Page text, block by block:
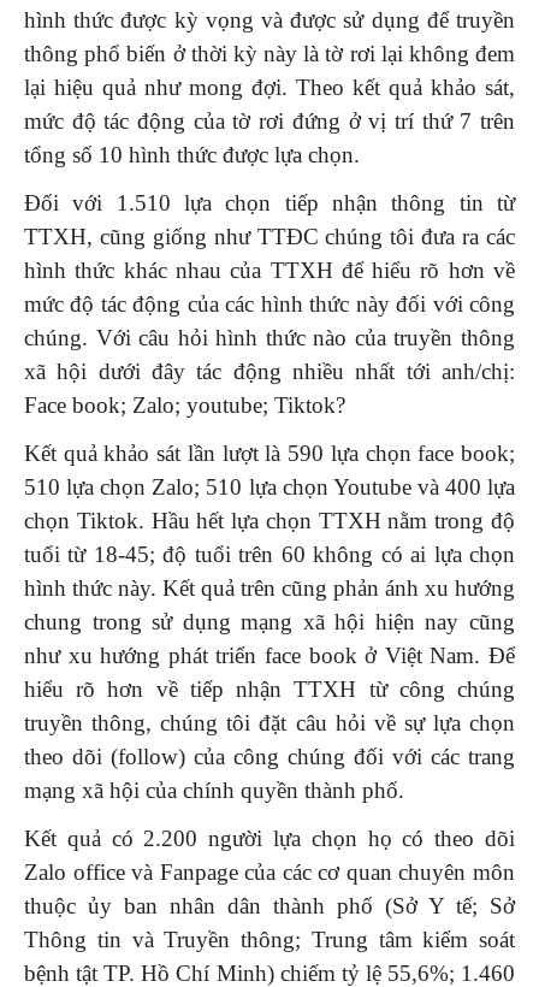
hình thức được kỳ vọng và được sử dụng để truyền
thông phổ biến ở thời kỳ này là tờ rơi lại không đem
lại hiệu quả như mong đợi. Theo kết quả khảo sát,
mức độ tác động của tờ rơi đứng ở vị trí thứ 7 trên
tổng số 10 hình thức được lựa chọn.
Đối với 1.510 lựa chọn tiếp nhận thông tin từ
TTXH, cũng giống như TTĐC chúng tôi đưa ra các
hình thức khác nhau của TTXH để hiểu rõ hơn về
mức độ tác động của các hình thức này đối với công
chúng. Với câu hỏi hình thức nào của truyền thông
xã hội dưới đây tác động nhiều nhất tới anh/chị:
Face book; Zalo; youtube; Tiktok?
Kết quả khảo sát lần lượt là 590 lựa chọn face book;
510 lựa chọn Zalo; 510 lựa chọn Youtube và 400 lựa
chọn Tiktok. Hầu hết lựa chọn TTXH nằm trong độ
tuổi từ 18-45; độ tuổi trên 60 không có ai lựa chọn
hình thức này. Kết quả trên cũng phản ánh xu hướng
chung trong sử dụng mạng xã hội hiện nay cũng
như xu hướng phát triển face book ở Việt Nam. Để
hiểu rõ hơn về tiếp nhận TTXH từ công chúng
truyền thông, chúng tôi đặt câu hỏi về sự lựa chọn
theo dõi (follow) của công chúng đối với các trang
mạng xã hội của chính quyền thành phố.
Kết quả có 2.200 người lựa chọn họ có theo dõi
Zalo office và Fanpage của các cơ quan chuyên môn
thuộc ủy ban nhân dân thành phố (Sở Y tế; Sở
Thông tin và Truyền thông; Trung tâm kiểm soát
bệnh tật TP. Hồ Chí Minh) chiếm tỷ lệ 55,6%; 1.460